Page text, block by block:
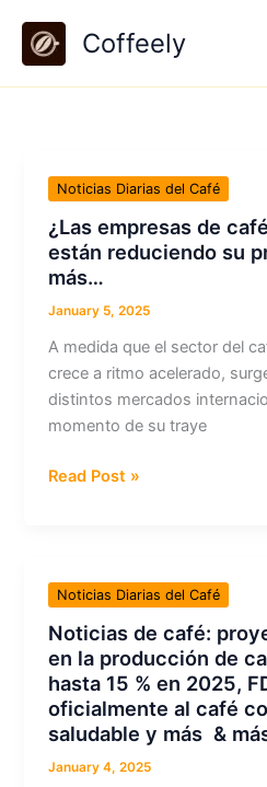
content
Coffeely
Noticias Diarias del Café
¿Las empresas de
están reduciendo su
más…
January 5, 2025
A medida que el sector del
crece a ritmo acelerado,
distintos mercados
momento de su traye
¿Las
de
especialidad
están
reduciendo
su
propio
mercado?
&
Read Post »
Noticias Diarias del Café
Noticias de café:
en la producción de
hasta 15 % en 2025,
oficialmente al café
saludable y más &
January 4, 2025